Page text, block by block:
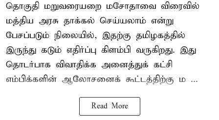
தொகுதி மறுவரையறை மசோதாவை விரைவில்
மத்திய அரசு தாக்கல் செய்யலாம் என்று
பேசப்படும் நிலையில், இதற்கு தமிழகத்தில்
இருந்து கடும் எதிர்ப்பு கிளம்பி வருகிறது. இது
தொடர்பாக விவாதிக்க அனைத்துக் கட்சி
எம்பிக்களின் ஆலோசனைக் கூட்டத்திற்கு ம ...
Read More